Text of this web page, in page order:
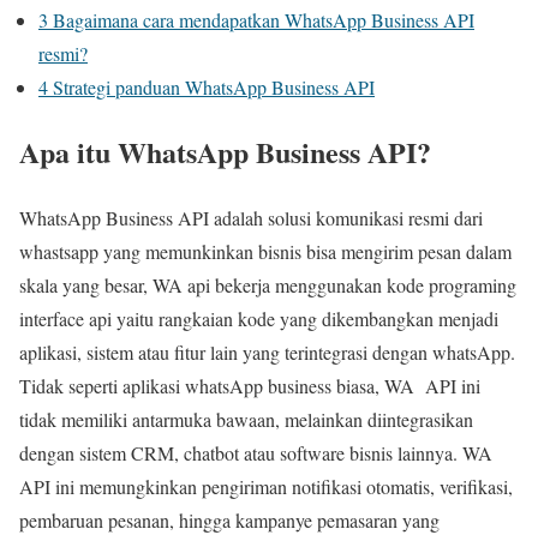
3 Bagaimana cara mendapatkan WhatsApp Business API
resmi?
4Strategi panduan WhatsApp Business API
Apa itu WhatsApp Business API?
WhatsApp Business API adalah solusi komunikasi resmi dari
whastsapp yang memunkinkan bisnis bisa mengirim pesan dalam
skala yang besar, WA api bekerja menggunakan kode programing
interface api yaitu rangkaian kode yang dikembangkan menjadi
aplikasi, sistem atau fitur lain yang terintegrasi dengan whatsApp.
Tidak seperti aplikasi whatsApp business biasa, WA API ini
tidak memiliki antarmuka bawaan, melainkan diintegrasikan
dengan sistem CRM, chatbot atau software bisnis lainnya. WA
API ini memungkinkan pengiriman notifikasi otomatis, verifikasi,
pembaruan pesanan, hingga kampanye pemasaran yang